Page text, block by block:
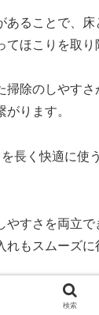
あることで、
てほこりを取り
掃除のしやす
がります。
長く快適に使
やすさを両立
れもスムーズに
方法３・ベッ
検索